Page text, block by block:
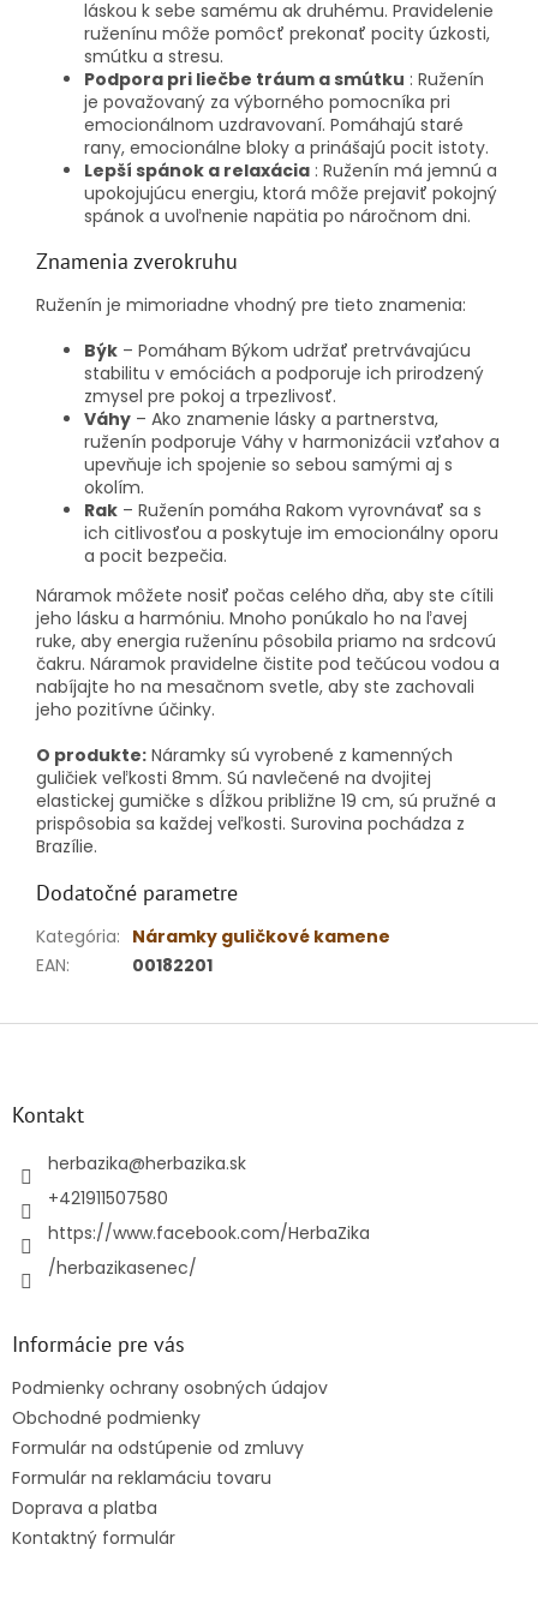
láskou k sebe samému ak druhému. Pravidelenie
ruženínu môže pomôcť prekonať pocity úzkosti,
smútku a stresu.
Podpora pri liečbe tráum a smútku : Ruženín
je považovaný za výborného pomocníka pri
emocionálnom uzdravovaní. Pomáhajú staré
rany, emocionálne bloky a prinášajú pocit istoty.
Lepší spánok a relaxácia : Ruženín má jemnú a
upokojujúcu energiu, ktorá môže prejaviť pokojný
spánok a uvoľnenie napätia po náročnom dni.
Znamenia zverokruhu
Ruženín je mimoriadne vhodný pre tieto znamenia:
Býk – Pomáham Býkom udržať pretrvávajúcu
stabilitu v emóciách a podporuje ich prirodzený
zmysel pre pokoj a trpezlivosť.
Váhy – Ako znamenie lásky a partnerstva,
ruženín podporuje Váhy v harmonizácii vzťahov a
upevňuje ich spojenie so sebou samými aj s
okolím.
Rak – Ruženín pomáha Rakom vyrovnávať sa s
ich citlivosťou a poskytuje im emocionálny oporu
a pocit bezpečia.
Náramok môžete nosiť počas celého dňa, aby ste cítili
jeho lásku a harmóniu. Mnoho ponúkalo ho na ľavej
ruke, aby energia ruženínu pôsobila priamo na srdcovú
čakru. Náramok pravidelne čistite pod tečúcou vodou a
nabíjajte ho na mesačnom svetle, aby ste zachovali
jeho pozitívne účinky.
O produkte: Náramky sú vyrobené z kamenných
guličiek veľkosti 8mm. Sú navlečené na dvojitej
elastickej gumičke s dĺžkou približne 19 cm, sú pružné a
prispôsobia sa každej veľkosti. Surovina pochádza z
Brazílie.
Dodatočné parametre
Kategória: Náramky guličkové kamene
EAN: 00182201
Kontakt
herbazika@herbazika.sk
+421911507580
https://www.facebook.com/HerbaZika
/herbazikasenec/
Informácie pre vás
Podmienky ochrany osobných údajov
Obchodné podmienky
Formulár na odstúpenie od zmluvy
Formulár na reklamáciu tovaru
Doprava a platba
Kontaktný formulár